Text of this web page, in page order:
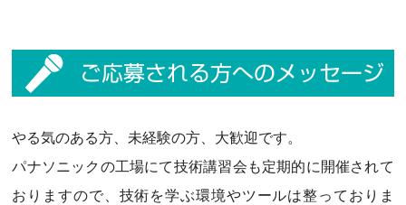
ご応募される方へのメッセージ
やる気のある方、未経験の方、大歓迎です。
パナソニックの工場にて技術講習会も定期的に開催されて
おりますので、技術を学ぶ環境やツールは整っておりま